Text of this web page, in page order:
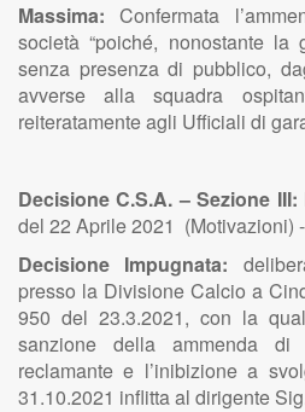
Massima:Confermata
società “poiché, nonostante la
senza presenza di pubblico,
avverse alla squadra
reiteratamente agli Ufficiali di
Decisione C.S.A. – Sezione III:
del 22 Aprile 2021 (Motivazioni)
Decisione Impugnata:
presso la Divisione Calcio a
950 del 23.3.2021, con la
sanzione della ammenda
reclamante e l’inibizione a
31.10.2021 inflitta al dirigente